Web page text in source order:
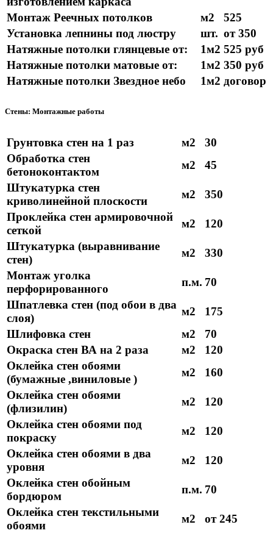
Монтаж Реечных потолков
м2
525
Установка лепнины под люстру
шт. от 350
Натяжные потолки глянцевые от:
1м2 525 руб
Натяжные потолки матовые от:
1м2 350 руб
Натяжные потолки Звездное небо
1м2 договор
Стены: Монтажные работы
Грунтовка стен на 1 раз м2
30
Обработка стен
бетоноконтактом
м2
45
Штукатурка стен
криволинейной плоскости
м2
350
Проклейка стен армировочной
сеткой
м2
120
Штукатурка (выравнивание
стен)
м2
330
Монтаж уголка
перфорированного
п.м. 70
Шпатлевка стен (под обои в два
слоя)
м2
175
Шлифовка стен
м2
70
Окраска стен ВА на 2 раза
м2
120
Оклейка стен обоями
(бумажные ,виниловые )
м2
160
Оклейка стен обоями
(флизилин)
м2
120
Оклейка стен обоями под
покраску
м2
120
Оклейка стен обоями в два
уровня
м2
120
Оклейка стен обойным
бордюром
п.м. 70
Оклейка стен текстильными
обоями
м2
от 245